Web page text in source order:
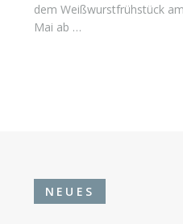
dem Weißwurstfrühstück
Mai ab …
NEUES